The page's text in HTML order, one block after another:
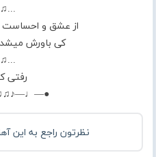
از عشق ‌و احساست
کی باورش
رفتی
نظرتون راجع به این